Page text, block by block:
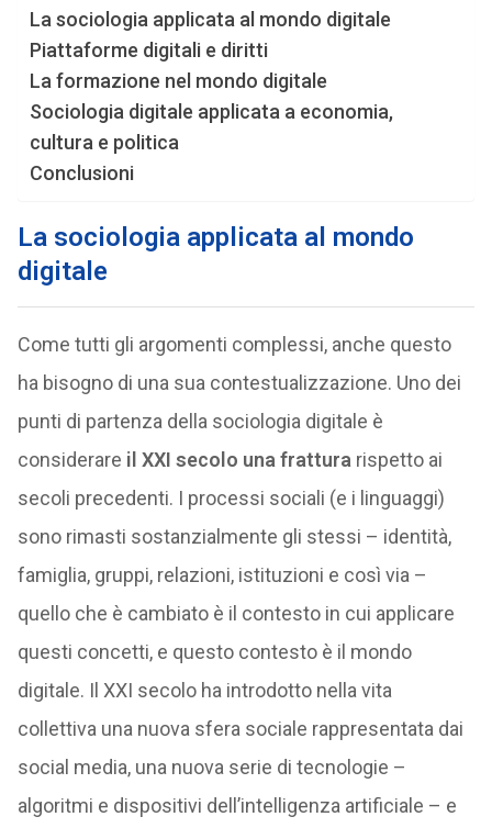
La sociologia applicata al mondo digitale
Piattaforme digitali e diritti
La formazione nel mondo digitale
Sociologia digitale applicata a economia,
cultura e politica
Conclusioni
La sociologia applicata al mondo
digitale
Come tutti gli argomenti complessi, anche questo
ha bisogno di una sua contestualizzazione. Uno dei
punti di partenza della sociologia digitale è
considerare il XXI secolo una frattura rispetto ai
secoli precedenti. I processi sociali (e i linguaggi)
sono rimasti sostanzialmente gli stessi – identità,
famiglia, gruppi, relazioni, istituzioni e così via –
quello che è cambiato è il contesto in cui applicare
questi concetti, e questo contesto è il mondo
digitale. Il XXI secolo ha introdotto nella vita
collettiva una nuova sfera sociale rappresentata dai
social media, una nuova serie di tecnologie –
algoritmi e dispositivi dell’intelligenza artificiale – e